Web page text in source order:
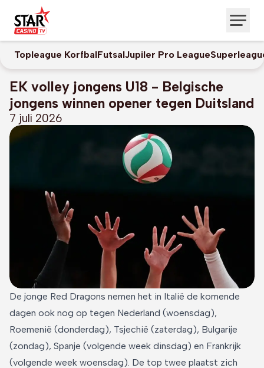
Topleague KorfbalFutsalJupiler Pro League
EK volley jongens U18 - Belgische
jongens winnen opener tegen Duitsland
7 juli 2026
De jonge Red Dragons nemen het in Italië de komende
dagen ook nog op tegen Nederland (woensdag),
Roemenië (donderdag), Tsjechië (zaterdag), Bulgarije
(zondag), Spanje (volgende week dinsdag) en Frankrijk
(volgende week woensdag). De top twee plaatst zich